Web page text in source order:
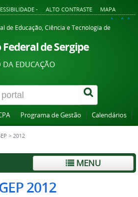
- ALTO CONTRASTE MAPA
A+ A A-
de Educação, Ciência e Tecnologia de
de Sergipe
DA EDUCAÇÃO
Programa de Gestão Calendários
> 2012
MENU
2012